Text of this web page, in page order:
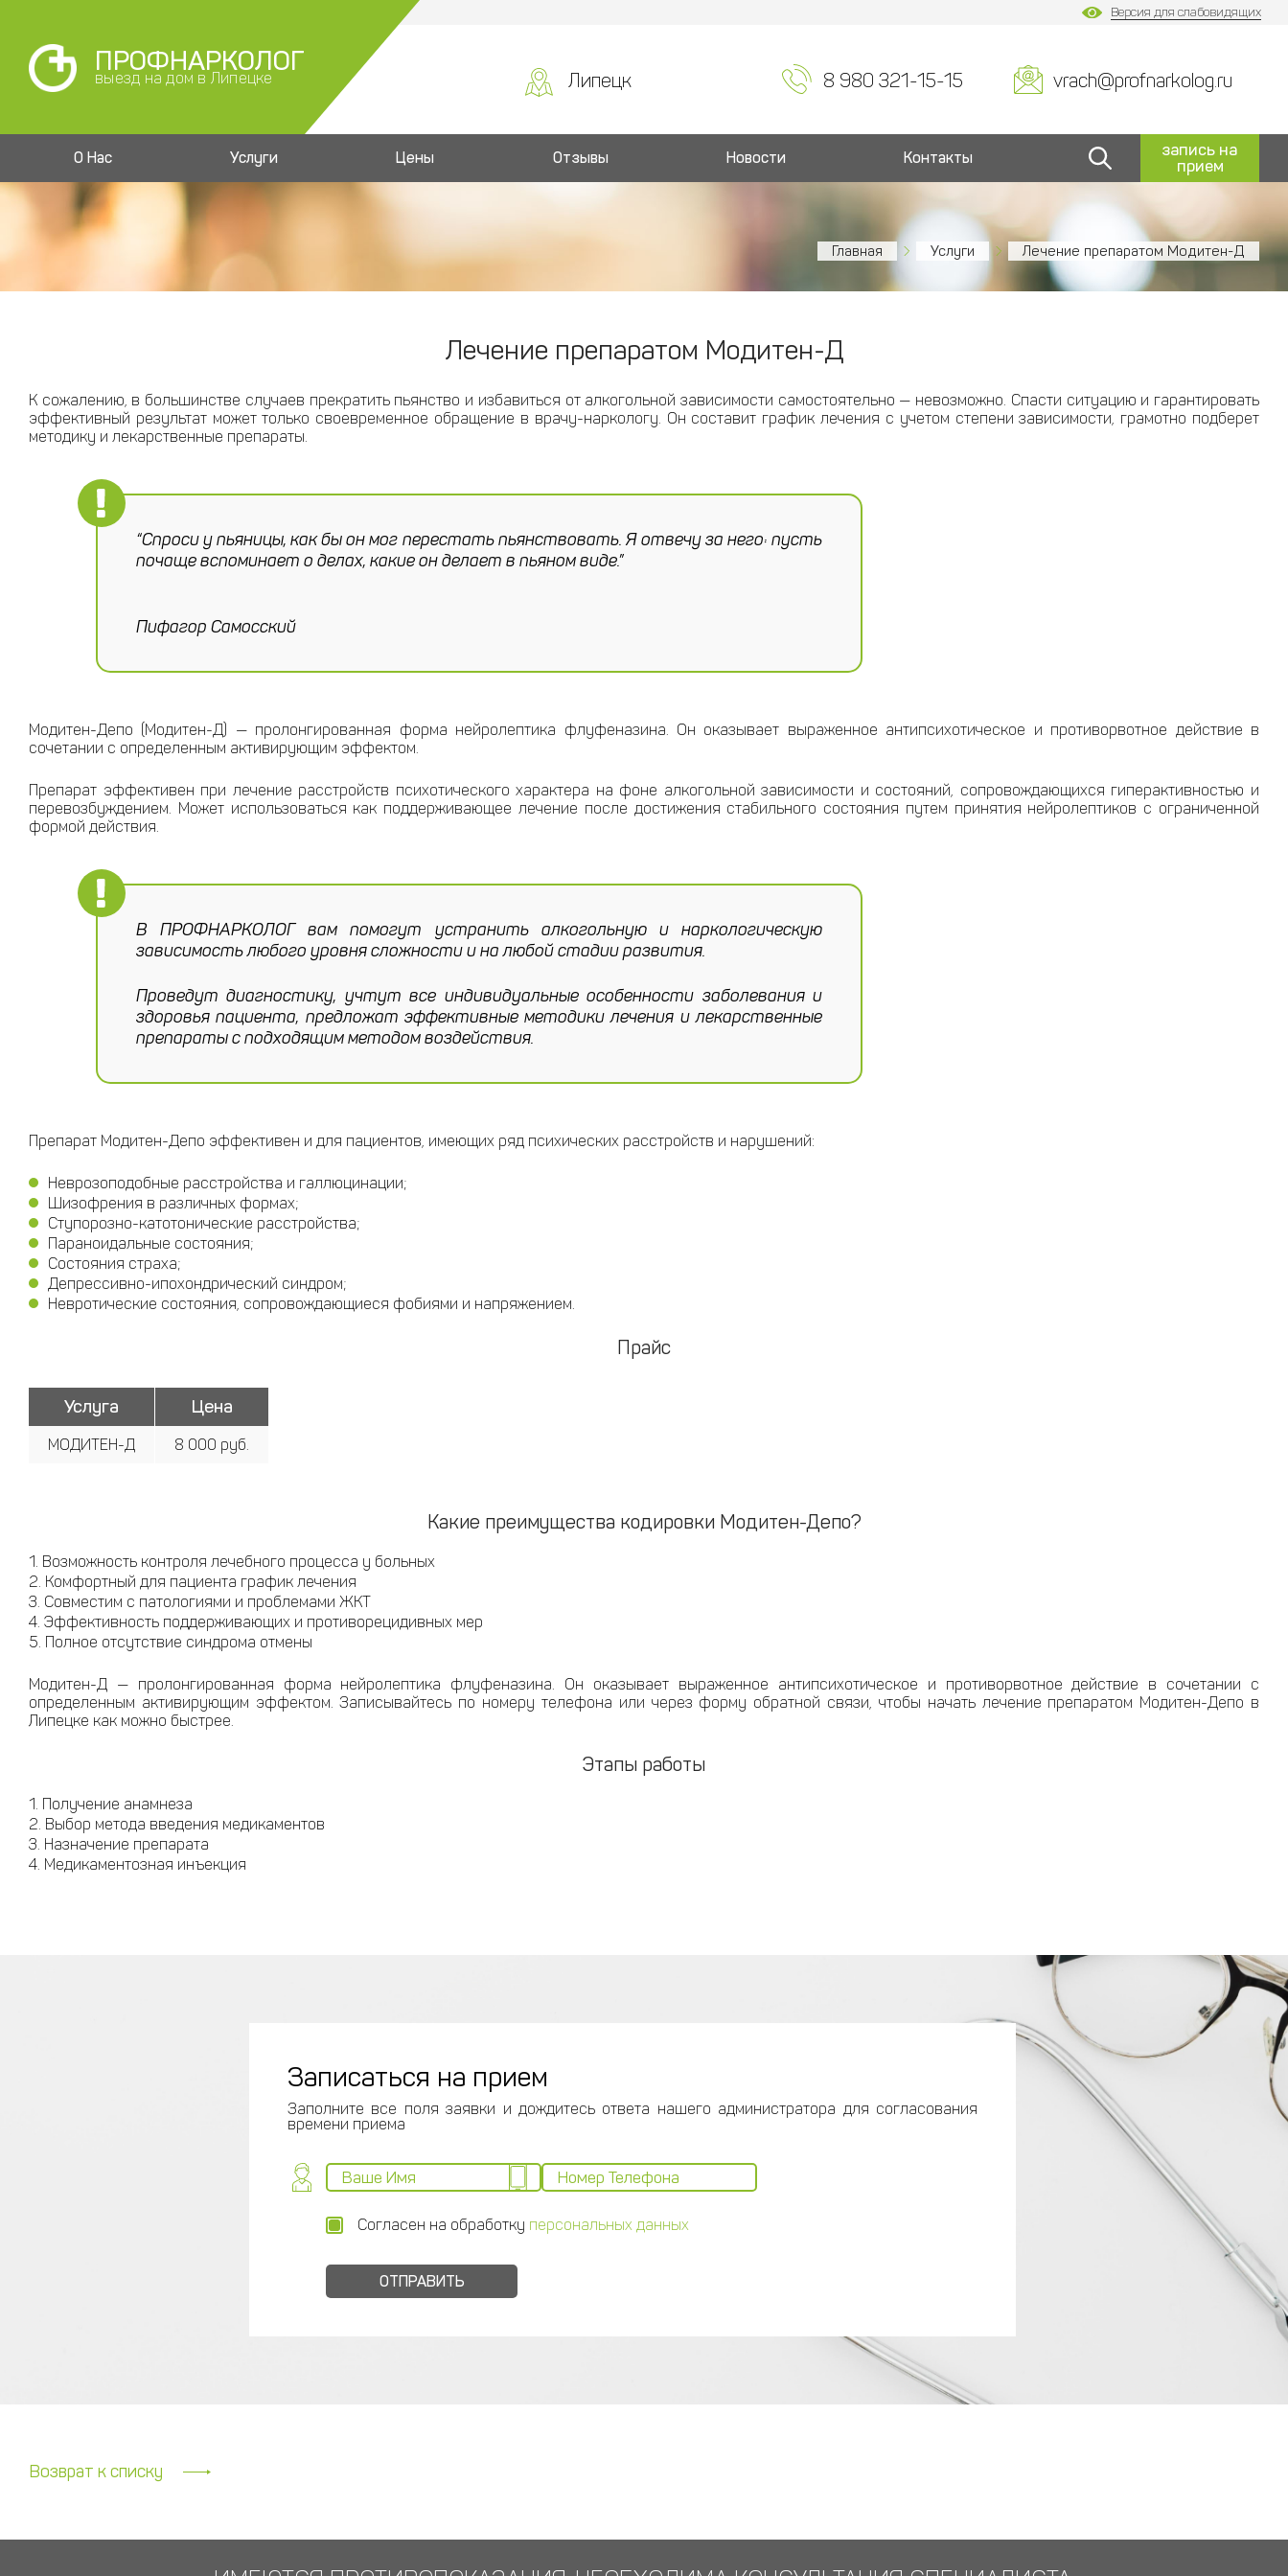
Версия для слабовидящих
ПРОФНАРКОЛОГ
выезд на дом в Липецке Липецк 8 980 321-15-15 vrach@profnarkolog.ru
О Нас Услуги Цены Отзывы Новости Контакты
запись на
прием
Главная Услуги Лечение препаратом Модитен-Д
Лечение препаратом Модитен-Д
К сожалению, в большинстве случаев прекратить пьянство и избавиться от алкогольной зависимости самостоятельно — невозможно. Спасти ситуацию и гарантировать
эффективный результат может только своевременное обращение в врачу-наркологу. Он составит график лечения с учетом степени зависимости, грамотно подберет
методику и лекарственные препараты.
“Спроси у пьяницы, как бы он мог перестать пьянствовать. Я отвечу за него: пусть
почаще вспоминает о делах, какие он делает в пьяном виде.”
Пифагор Самосский
Модитен-Депо (Модитен-Д) — пролонгированная форма нейролептика флуфеназина. Он оказывает выраженное антипсихотическое и противорвотное действие в
сочетании с определенным активирующим эффектом.
Препарат эффективен при лечение расстройств психотического характера на фоне алкогольной зависимости и состояний, сопровождающихся гиперактивностью и
перевозбуждением. Может использоваться как поддерживающее лечение после достижения стабильного состояния путем принятия нейролептиков с ограниченной
формой действия.
В ПРОФНАРКОЛОГ вам помогут устранить алкогольную и наркологическую
зависимость любого уровня сложности и на любой стадии развития.
Проведут диагностику, учтут все индивидуальные особенности заболевания и
здоровья пациента, предложат эффективные методики лечения и лекарственные
препараты с подходящим методом воздействия.
Препарат Модитен-Депо эффективен и для пациентов, имеющих ряд психических расстройств и нарушений:
Неврозоподобные расстройства и галлюцинации;
Шизофрения в различных формах;
Ступорозно-катотонические расстройства;
Параноидальные состояния;
Состояния страха;
Депрессивно-ипохондрический синдром;
Невротические состояния, сопровождающиеся фобиями и напряжением.
Прайс
Услуга Цена
МОДИТЕН-Д 8 000 руб.
Какие преимущества кодировки Модитен-Депо?
Возможность контроля лечебного процесса у больных
Комфортный для пациента график лечения
Совместим с патологиями и проблемами ЖКТ
Эффективность поддерживающих и противорецидивных мер
Полное отсутствие синдрома отмены
Модитен-Д — пролонгированная форма нейролептика флуфеназина. Он оказывает выраженное антипсихотическое и противорвотное действие в сочетании с
определенным активирующим эффектом. Записывайтесь по номеру телефона или через форму обратной связи, чтобы начать лечение препаратом Модитен-Депо в
Липецке как можно быстрее.
Этапы работы
Получение анамнеза
Выбор метода введения медикаментов
Назначение препарата
Медикаментозная инъекция
Записаться на прием
Заполните все поля заявки и дождитесь ответа нашего администратора для согласования
времени приема
Согласен на обработку персональных данных
Возврат к списку